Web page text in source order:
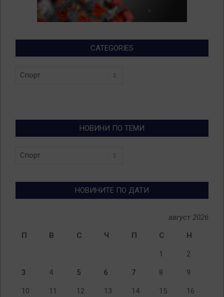
CATEGORIES
Categories
НОВИНИ ПО ТЕМИ
Новини
НОВИНИТЕ ПО ДАТИ
август 2026
П
В С Ч П С Н
1 2
3 4 5 6 7 8 9
10 11 12 13 14 15 16